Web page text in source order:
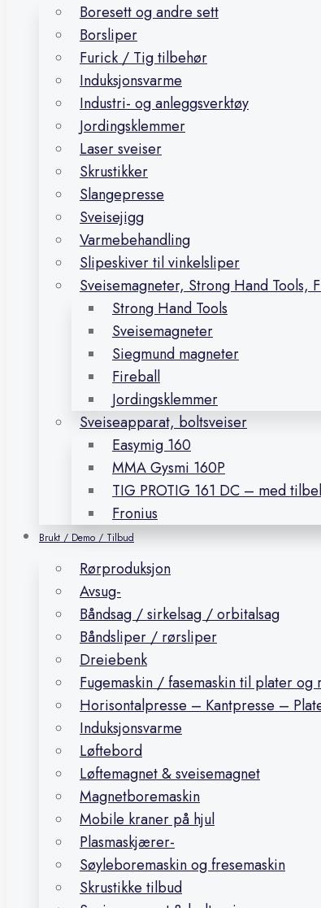
Boresett og andre sett
Borsliper
Furick / Tig tilbehør
Induksjonsvarme
Industri- og anleggsverktøy
Jordingsklemmer
Laser sveiser
Skrustikker
Slangepresse
Sveisejigg
Varmebehandling
Slipeskiver til vinkelsliper
Sveisemagneter, Strong Hand Tools,
Strong Hand Tools
Sveisemagneter
Siegmund magneter
Fireball
Jordingsklemmer
Sveiseapparat, boltsveiser
Easymig 160
MMA Gysmi 160P
TIG PROTIG 161 DC – med
Fronius
Brukt / Demo / Tilbud
Rørproduksjon
Avsug-
Båndsag / sirkelsag / orbitalsag
Båndsliper / rørsliper
Dreiebenk
Fugemaskin / fasemaskin til plater og
Horisontalpresse – Kantpresse –
Induksjonsvarme
Løftebord
Løftemagnet & sveisemagnet
Magnetboremaskin
Mobile kraner på hjul
Plasmaskjærer-
Søyleboremaskin og fresemaskin
Skrustikke tilbud